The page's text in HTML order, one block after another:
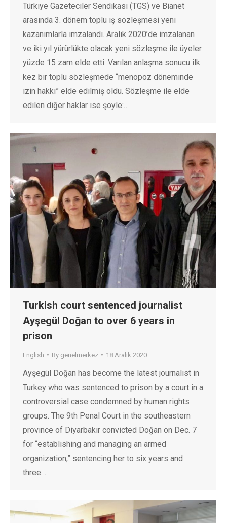
Türkiye Gazeteciler Sendikası (TGS) ve Bianet
arasında 3. dönem toplu iş sözleşmesi yeni
kazanımlarla imzalandı. Aralık 2020’de imzalanan
ve iki yıl yürürlükte olacak yeni sözleşme ile üyeler
yüzde 15 zam elde etti. Varılan anlaşma sonucu ilk
kez bir toplu sözleşmede “menopoz döneminde
izin hakkı” elde edilmiş oldu. Sözleşme ile elde
edilen diğer haklar ise şöyle:…
Turkish court sentenced journalist
Ayşegül Doğan to over 6 years in
prison
English By genelmerkez 18 Aralık 2020
Ayşegül Doğan has become the latest journalist in
Turkey who was sentenced to prison by a court in a
controversial case condemned by human rights
groups. The 9th Penal Court in the southeastern
province of Diyarbakır convicted Doğan on Dec. 7
for “establishing and managing an armed
organization,” sentencing her to six years and
three…